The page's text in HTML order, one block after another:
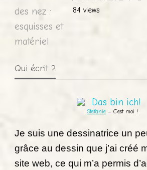
84 views
Qui écrit ?
Stefanie – C’est moi !
Je suis une dessinatrice un
grâce au dessin que j’ai créé
site web, ce qui m’a permis